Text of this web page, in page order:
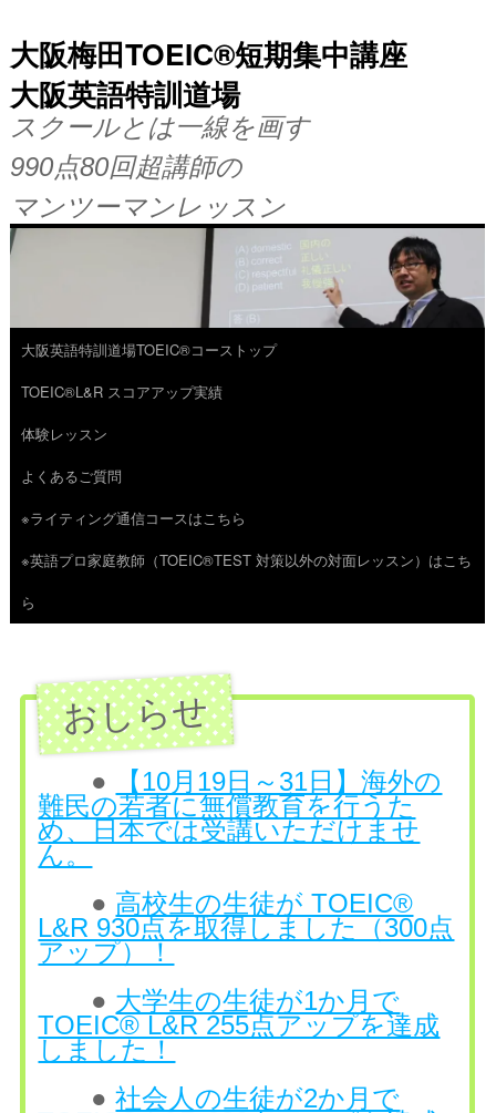
大阪梅田TOEIC®短期集中講座
大阪英語特訓道場
スクールとは一線を画す
990点80回超講師の
マンツーマンレッスン
コ
ン
テ
ン
ツ
へ
ス
大阪英語特訓道場TOEIC®コーストップ
TOEIC®L&R スコアアップ実績
体験レッスン
よくあるご質問
※ライティング通信コースはこちら
※英語プロ家庭教師（TOEIC®TEST 対策以外の対面レッスン）はこち
ら
●
【10月19日～31日】海外の
難民の若者に無償教育を行うた
め、日本では受講いただけませ
ん。
● 高校生の生徒が TOEIC®
L&R 930点を取得しました（300点
アップ）！
● 大学生の生徒が1か月で
TOEIC® L&R 255点アップを達成
しました！
●社会人の生徒が2か月で